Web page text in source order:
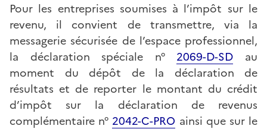
Pour les entreprises soumises à l’impôt sur le
revenu, il convient de transmettre, via la
messagerie sécurisée de l’espace professionnel,
la déclaration spéciale n° 2069-D-SD au
moment du dépôt de la déclaration de
résultats et de reporter le montant du crédit
d’impôt sur la déclaration de revenus
complémentaire n° 2042-C-PRO ainsi que sur le